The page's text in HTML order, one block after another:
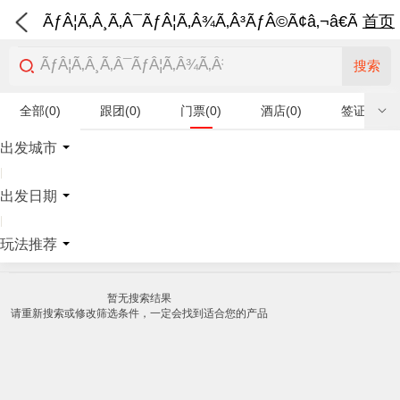
首页
搜索
全部(0) 跟团(0) 门票(0) 酒店(0) 签证(0)
特产商品(0)
出发城市
|
出发日期
|
玩法推荐
暂无搜索结果
请重新搜索或修改筛选条件，一定会找到适合您的产品